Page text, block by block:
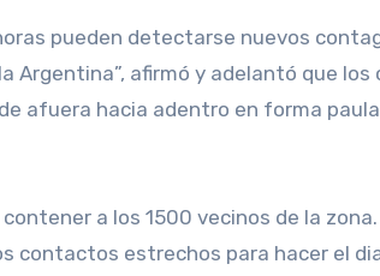
pueden detectarse nuevos
afirmó y adelantó que los
afuera hacia adentro en forma
a los 1500 vecinos de la
contactos estrechos para hacer el